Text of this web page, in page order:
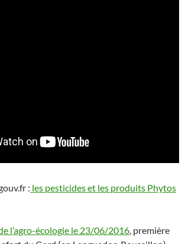
: les pesticides et les produits Phytos
l’agro-écologie le 23/06/2016, première